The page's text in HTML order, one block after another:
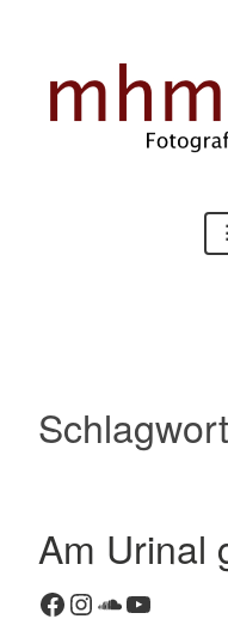
springen
Am Urinal
Facebook
Instagram
SoundCloud
YouTube